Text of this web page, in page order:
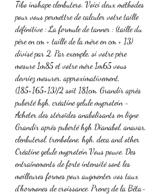
Tibo inshape clenbutero. Voici deux méthodes
pour vous permettre de calculer votre taille
définitive : La formule de tanner : (taille du
père en cm + taille de la mère en cm + 13)
divisé par 2. Par exemple, si votre père
mesure 1m85 et votre mère 1m65 vous
devriez mesurer, approximativement,
(185+165+13)/2 soit 181cm. Grandir après
puberté hgh, créatine gelule myprotein -
Acheter des stéroïdes anabolisants en ligne
Grandir après puberté hgh Dianabol, anavar,
clenbuterol, trenbolone, hgh, deca and other
Créatine gelule myprotein Vous pouve. Des
entraînements de forte intensité sont les
meilleures formes pour augmenter vos taux
d’hormones de croissance. Prenez de la Bêta-